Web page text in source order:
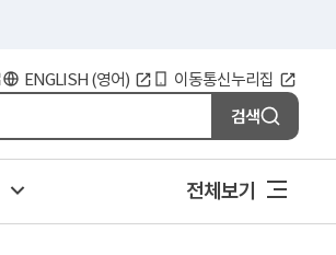
ENGLISH (영어) 이동통신누리집
검색
전체보기